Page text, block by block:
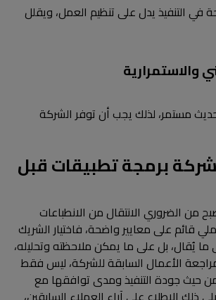
التنفيذ يدل على تنظيم العمل، ويقلل
والاستمرارية
مستمر، لذلك يجب أن توفر الشركة
برمجة تطبيقات قبل
من الضروري الانتقال من الانطباعات
قائم على معايير واضحة، فاختيار الشريك
ما يُقال، بل على ما يمكن ملاحظته وتحليله،
الأعمال السابقة للشركة، ليس فقط
حيث جودة التنفيذ ومدى توافقها مع